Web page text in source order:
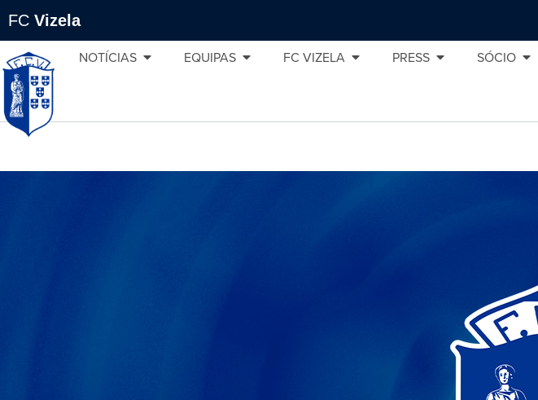
FC Vizela
NOTÍCIAS EQUIPAS FC VIZELA PRESS SÓCIO